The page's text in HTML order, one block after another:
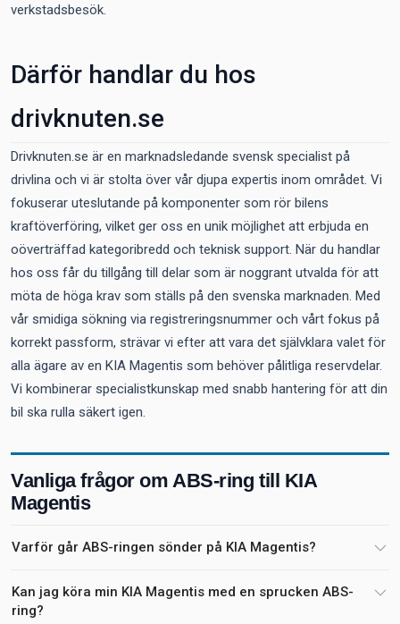
verkstadsbesök.
Därför handlar du hos
drivknuten.se
Drivknuten.se är en marknadsledande svensk specialist på
drivlina och vi är stolta över vår djupa expertis inom området. Vi
fokuserar uteslutande på komponenter som rör bilens
kraftöverföring, vilket ger oss en unik möjlighet att erbjuda en
oöverträffad kategoribredd och teknisk support. När du handlar
hos oss får du tillgång till delar som är noggrant utvalda för att
möta de höga krav som ställs på den svenska marknaden. Med
vår smidiga sökning via registreringsnummer och vårt fokus på
korrekt passform, strävar vi efter att vara det självklara valet för
alla ägare av en KIA Magentis som behöver pålitliga reservdelar.
Vi kombinerar specialistkunskap med snabb hantering för att din
bil ska rulla säkert igen.
Vanliga frågor om ABS-ring till KIA
Magentis
Varför går ABS-ringen sönder på KIA Magentis?
Kan jag köra min KIA Magentis med en sprucken ABS-
ring?